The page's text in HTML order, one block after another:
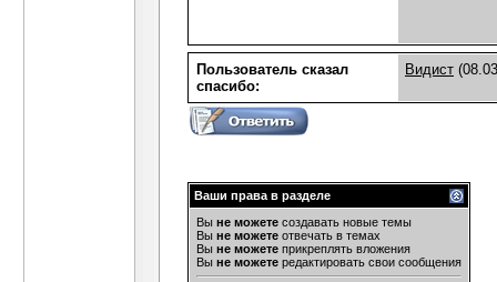
Пользователь сказал
cпасибо:
Видист
Ваши права в разделе
Вы не можете создавать новые темы
Вы не можете отвечать в темах
Вы не можете прикреплять вложения
Вы не можете редактировать свои сообщения